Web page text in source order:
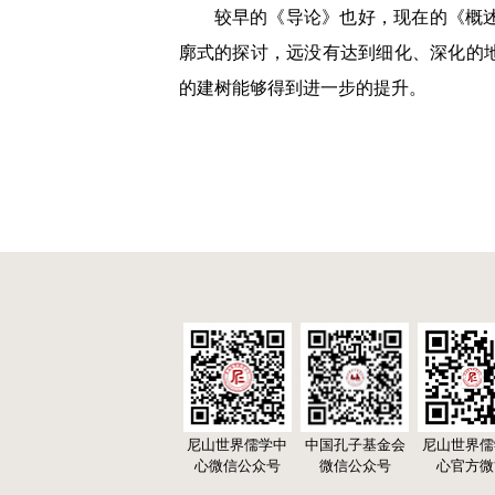
较早的《导论》也好，现在的《概
廓式的探讨，远没有达到细化、深化
的建树能够得到进一步的提升。
尼山世界儒学中
心微信公众号
中国孔子基金会
微信公众号
尼山世界
心官方